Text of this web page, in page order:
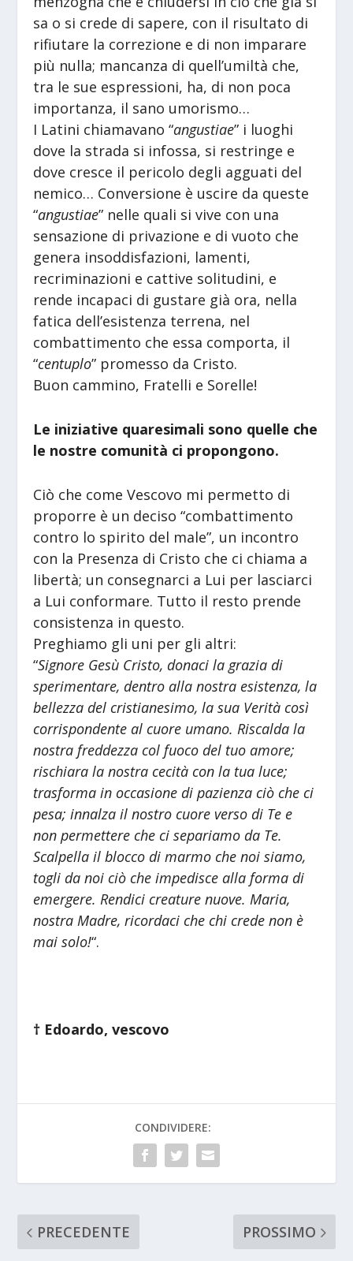
sa o si crede di sapere, con il risultato di
rifiutare la correzione e di non imparare
più nulla; mancanza di quell’umiltà che,
tra le sue espressioni, ha, di non poca
importanza, il sano umorismo…
I Latini chiamavano “angustiae” i luoghi
dove la strada si infossa, si restringe e
dove cresce il pericolo degli agguati del
nemico… Conversione è uscire da queste
“angustiae” nelle quali si vive con una
sensazione di privazione e di vuoto che
genera insoddisfazioni, lamenti,
recriminazioni e cattive solitudini, e
rende incapaci di gustare già ora, nella
fatica dell’esistenza terrena, nel
combattimento che essa comporta, il
“centuplo” promesso da Cristo.
Buon cammino, Fratelli e Sorelle!
Le iniziative quaresimali sono quelle che
le nostre comunità ci propongono.
Ciò che come Vescovo mi permetto di
proporre è un deciso “combattimento
contro lo spirito del male”, un incontro
con la Presenza di Cristo che ci chiama a
libertà; un consegnarci a Lui per lasciarci
a Lui conformare. Tutto il resto prende
consistenza in questo.
Preghiamo gli uni per gli altri:
“Signore Gesù Cristo, donaci la grazia di
sperimentare, dentro alla nostra esistenza, la
bellezza del cristianesimo, la sua Verità così
corrispondente al cuore umano. Riscalda la
nostra freddezza col fuoco del tuo amore;
rischiara la nostra cecità con la tua luce;
trasforma in occasione di pazienza ciò che ci
pesa; innalza il nostro cuore verso di Te e
non permettere che ci separiamo da Te.
Scalpella il blocco di marmo che noi siamo,
togli da noi ciò che impedisce alla forma di
emergere. Rendici creature nuove. Maria,
nostra Madre, ricordaci che chi crede non è
mai solo!“.
† Edoardo, vescovo
CONDIVIDERE:
PRECEDENTE
PROSSIMO